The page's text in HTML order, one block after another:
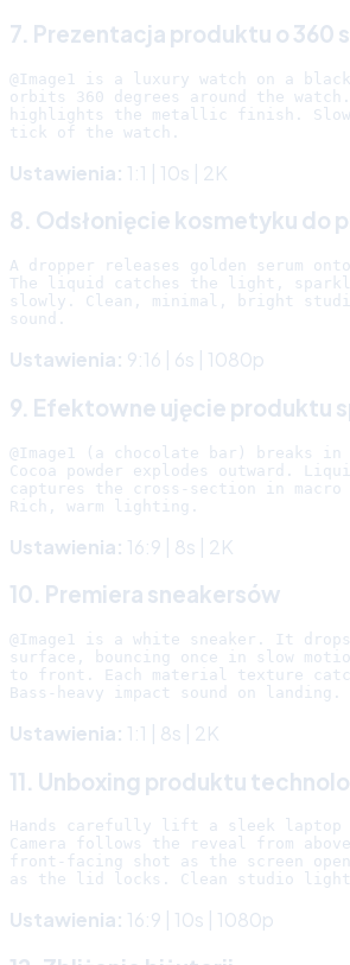
7. Prezentacja produktu o 360
@Image1 is a luxury watch on a
orbits 360 degrees around the
highlights the metallic finish.
Ustawienia: 1:1 | 10s | 2K
8. Odsłonięcie kosmetyku do
A dropper releases golden serum
The liquid catches the light,
slowly. Clean, minimal, bright
Ustawienia: 9:16 | 6s | 1080p
9. Efektowne ujęcie produktu
@Image1 (a chocolate bar) breaks
Cocoa powder explodes outward.
captures the cross-section in
Ustawienia: 16:9 | 8s | 2K
10. Premiera sneakersów
@Image1 is a white sneaker. It
surface, bouncing once in slow
to front. Each material texture
Ustawienia: 1:1 | 8s | 2K
11. Unboxing produktu
Hands carefully lift a sleek laptop
Camera follows the reveal from
front-facing shot as the screen
Ustawienia: 16:9 | 10s | 1080p